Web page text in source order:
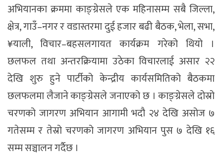
अभियानका क्रममा काङ्ग्रेसले एक महिनासम्म सबै जिल्ला,
क्षेत्र, गाउँ–नगर र वडास्तरमा दुई हजार बढी बैठक, भेला, सभा,
¥याली, विचार–बहसलगायत कार्यक्रम गरेको थियो ।
छलफल तथा अन्तरक्रियामा उठेका विचारलाई असार २२
देखि शुरु हुने पार्टीको केन्द्रीय कार्यसमितिको बैठकमा
छलफलमा लैजाने काङ्ग्रेसले जनाएको छ । काङ्ग्रेसले दोस्रो
चरणको जागरण अभियान आगामी भदौ २४ देखि असोज ७
गतेसम्म र तेस्रो चरणको जागरण अभियान पुस ७ देखि १६
सम्म सञ्चालन गर्दैछ ।